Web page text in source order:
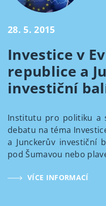
28. 5. 2015
Investice v
republice a
investiční
Institutu pro politiku a
debatu na téma
a Junckerův investiční
pod Šumavou nebo
VÍCE INFORMACÍ